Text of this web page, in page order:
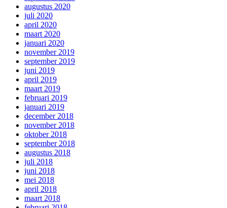
augustus 2020
juli 2020
april 2020
maart 2020
januari 2020
november 2019
september 2019
juni 2019
april 2019
maart 2019
februari 2019
januari 2019
december 2018
november 2018
oktober 2018
september 2018
augustus 2018
juli 2018
juni 2018
mei 2018
april 2018
maart 2018